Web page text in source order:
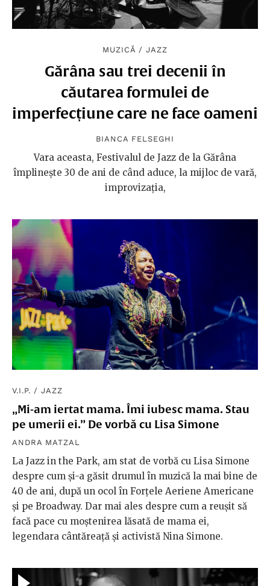
MUZICĂ /JAZZ
Gărâna sau trei decenii în
căutarea formulei de
imperfecțiune care ne face oameni
BIANCA FELSEGHI
Vara aceasta, Festivalul de Jazz de la Gărâna
împlinește 30 de ani de când aduce, la mijloc de vară,
improvizația,
V.I.P. /JAZZ
„Mi-am iertat mama. Îmi iubesc mama. Stau
pe umerii ei.” De vorbă cu Lisa Simone
ANDRA MATZAL
La Jazz in the Park, am stat de vorbă cu Lisa Simone
despre cum și-a găsit drumul în muzică la mai bine de
40 de ani, după un ocol în Forțele Aeriene Americane
și pe Broadway. Dar mai ales despre cum a reușit să
facă pace cu moștenirea lăsată de mama ei,
legendara cântăreață și activistă Nina Simone.